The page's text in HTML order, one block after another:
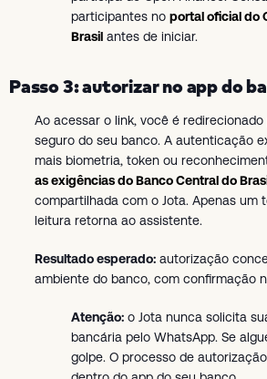
participantes no portal oficial do
Brasil antes de iniciar.
Passo 3: autorizar no app do
Ao acessar o link, você é
seguro do seu banco. A autenticação
mais biometria, token ou
as exigências do Banco Central do
compartilhada com o Jota. Apenas um
leitura retorna ao assistente.
Resultado esperado: autorização
ambiente do banco, com confirmação
Atenção: o Jota nunca solicita
bancária pelo WhatsApp. Se
golpe. O processo de